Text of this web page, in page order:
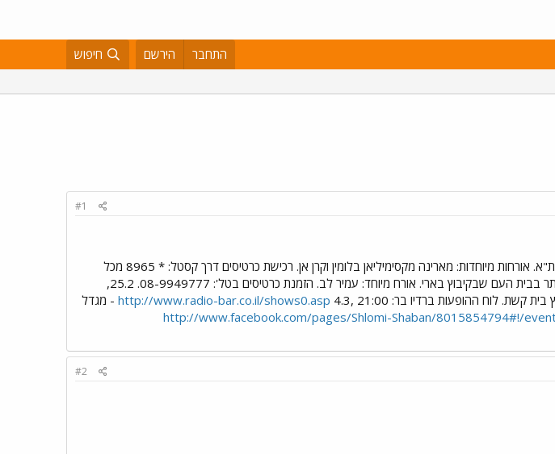
התחבר הירשם חיפוש
#1
16.2, 21:00 - בפעם השלישית! מגדל הפזמון במשכן לאמנויות הבמה, ת"א. אורחות מיוחדות: מארינה מקסימיליאן בלומין וקרן אן. רכישת כרטיסים דרך קסטל: * 8965 מכל
18.2, 21:30 - מופע פסנתר בבית העם שבקיבוץ בארי. אורח מיוחד: עמיר לב. הזמנת כרטיסים בטל': 08-9949777. 25.2,
http://www.radio-bar.co.il/shows0.asp 4.3, 21:00 - מגדל
http://www.facebook.com/pages/Shlomi-Shaban/8015854794#!/
#2